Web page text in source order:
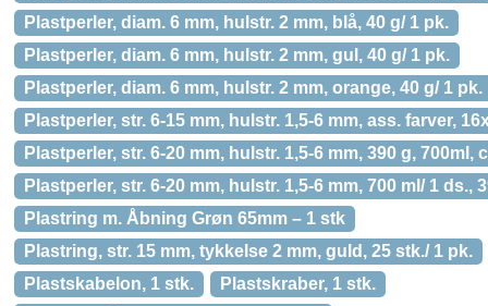
Plastperler, diam. 6 mm, hulstr. 2 mm, blå, 40 g/ 1 pk.
Plastperler, diam. 6 mm, hulstr. 2 mm, gul, 40 g/ 1 pk.
Plastperler, diam. 6 mm, hulstr. 2 mm, orange, 40 g/ 1 pk.
Plastperler, str. 6-15 mm, hulstr. 1,5-6 mm, ass. farver,
Plastperler, str. 6-20 mm, hulstr. 1,5-6 mm, 390 g, 700ml,
Plastperler, str. 6-20 mm, hulstr. 1,5-6 mm, 700 ml/ 1 ds.,
Plastring m. Åbning Grøn 65mm – 1 stk
Plastring, str. 15 mm, tykkelse 2 mm, guld, 25 stk./ 1 pk.
Plastskabelon, 1 stk.
Plastskraber, 1 stk.